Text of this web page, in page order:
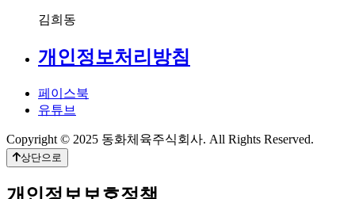
김희동
개인정보처리방침
페이스북
유튜브
Copyright © 2025 동화체육주식회사. All Rights Reserved.
상단으로